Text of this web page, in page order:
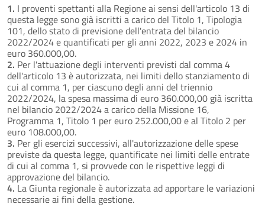
1. I proventi spettanti alla Regione ai sensi dell'articolo 13 di
questa legge sono già iscritti a carico del Titolo 1, Tipologia
101, dello stato di previsione dell'entrata del bilancio
2022/2024 e quantificati per gli anni 2022, 2023 e 2024 in
euro 360.000,00.
2. Per l'attuazione degli interventi previsti dal comma 4
dell'articolo 13 è autorizzata, nei limiti dello stanziamento di
cui al comma 1, per ciascuno degli anni del triennio
2022/2024, la spesa massima di euro 360.000,00 già iscritta
nel bilancio 2022/2024 a carico della Missione 16,
Programma 1, Titolo 1 per euro 252.000,00 e al Titolo 2 per
euro 108.000,00.
3. Per gli esercizi successivi, all'autorizzazione delle spese
previste da questa legge, quantificate nei limiti delle entrate
di cui al comma 1, si provvede con le rispettive leggi di
approvazione del bilancio.
4. La Giunta regionale è autorizzata ad apportare le variazioni
necessarie ai fini della gestione.